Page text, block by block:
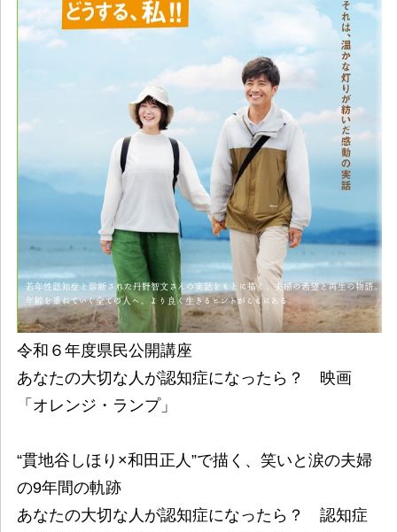
令和６年度県民公開講座
あなたの大切な人が認知症になったら？ 映画
「オレンジ・ランプ」
“貫地谷しほり×和田正人”で描く、笑いと涙の夫婦
の9年間の軌跡
あなたの大切な人が認知症になったら？ 認知症